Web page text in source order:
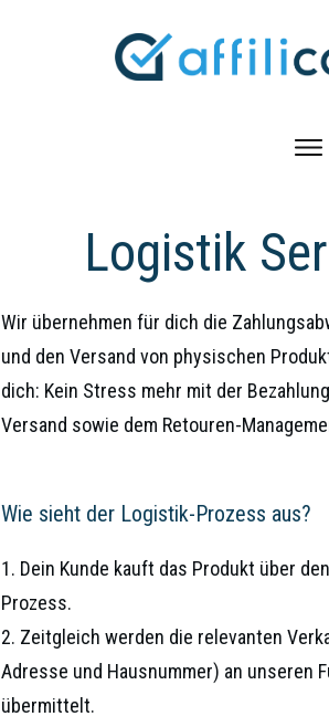
Logistik
Wir übernehmen für dich die
und den Versand von physischen
dich: Kein Stress mehr mit der
Versand sowie dem Retouren-
Wie sieht der Logistik-Prozess aus?
1. Dein Kunde kauft das Produkt über
Prozess.
2. Zeitgleich werden die relevanten
Adresse und Hausnummer) an unseren
übermittelt.